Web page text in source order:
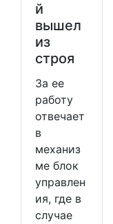
й
вышел
из
строя
За ее
работу
отвечает
в
механиз
ме блок
управлен
ия, где в
случае